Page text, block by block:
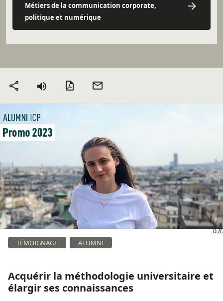
Métiers de la communication corporate,
politique et numérique
Partager Version PDF
D.R.
TÉMOIGNAGE ALUMNI
Acquérir la méthodologie universitaire et
élargir ses connaissances